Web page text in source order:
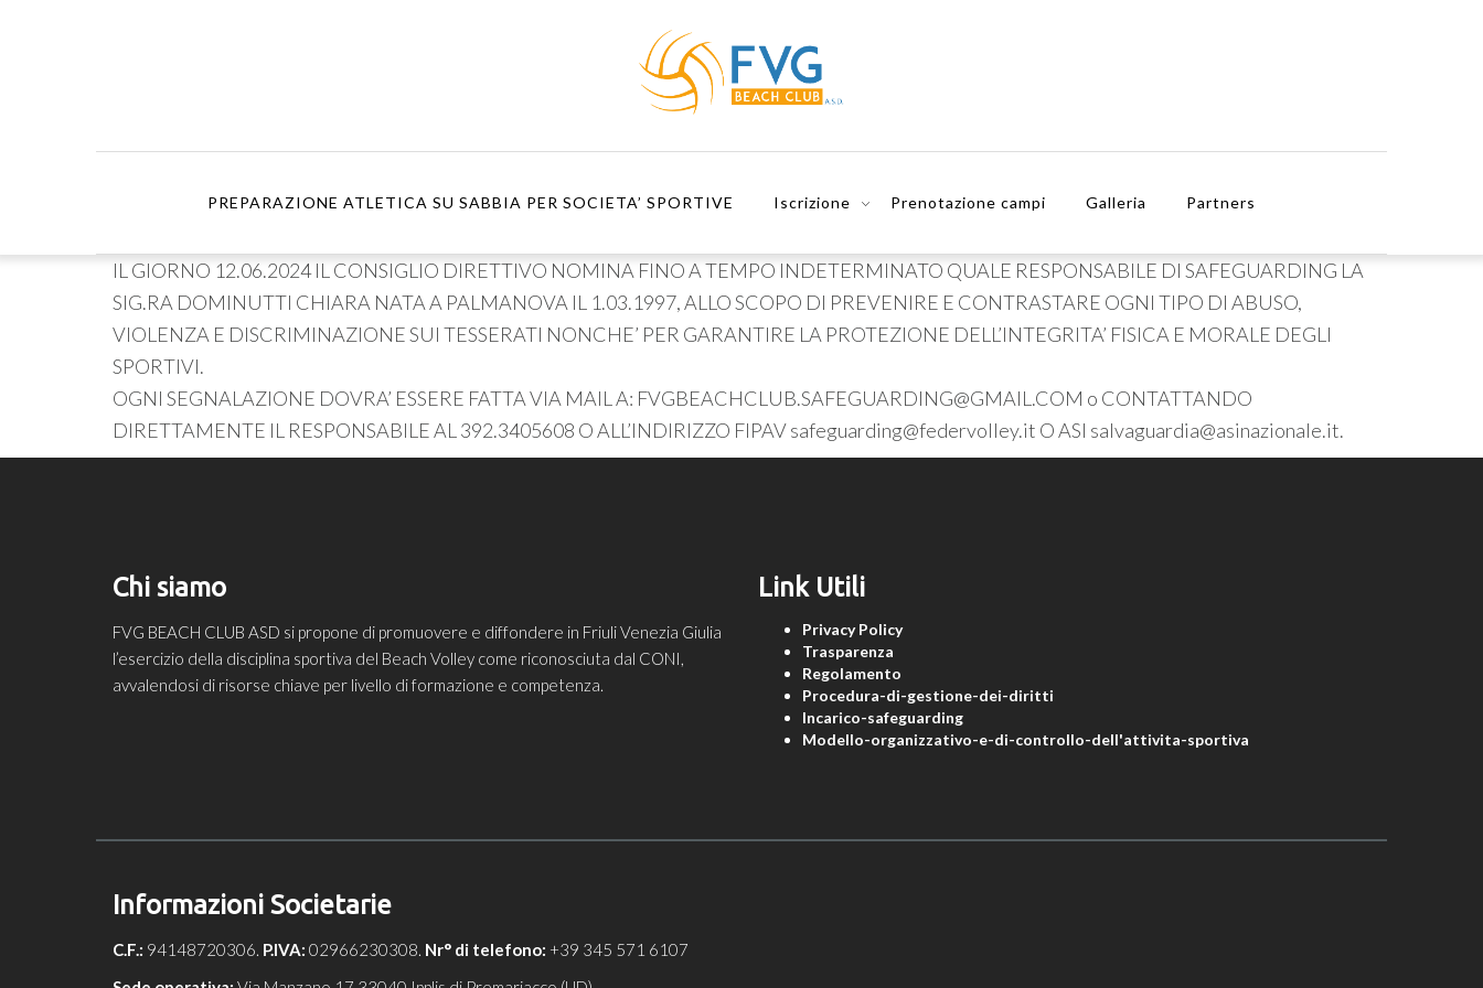
PREPARAZIONE ATLETICA SU SABBIA PER SOCIETA’ SPORTIVE Iscrizione Prenotazione campi Galleria Partners
IL GIORNO 12.06.2024 IL CONSIGLIO DIRETTIVO NOMINA FINO A TEMPO INDETERMINATO QUALE RESPONSABILE DI SAFEGUARDING LA
SIG.RA DOMINUTTI CHIARA NATA A PALMANOVA IL 1.03.1997, ALLO SCOPO DI PREVENIRE E CONTRASTARE OGNI TIPO DI ABUSO,
VIOLENZA E DISCRIMINAZIONE SUI TESSERATI NONCHE’ PER GARANTIRE LA PROTEZIONE DELL’INTEGRITA’ FISICA E MORALE DEGLI
SPORTIVI.
OGNI SEGNALAZIONE DOVRA’ ESSERE FATTA VIA MAIL A: FVGBEACHCLUB.SAFEGUARDING@GMAIL.COM o CONTATTANDO
DIRETTAMENTE IL RESPONSABILE AL 392.3405608 O ALL’INDIRIZZO FIPAV safeguarding@federvolley.it O ASI salvaguardia@asinazionale.it.
Chi siamo
FVG BEACH CLUB ASD si propone di promuovere e diffondere in Friuli Venezia Giulia
l’esercizio della disciplina sportiva del Beach Volley come riconosciuta dal CONI,
avvalendosi di risorse chiave per livello di formazione e competenza.
Link Utili
Privacy Policy
Trasparenza
Regolamento
Procedura-di-gestione-dei-diritti
Incarico-safeguarding
Modello-organizzativo-e-di-controllo-dell'attivita-sportiva
Informazioni Societarie
C.F.: 94148720306. P.IVA: 02966230308. Nr° di telefono: +39 345 571 6107